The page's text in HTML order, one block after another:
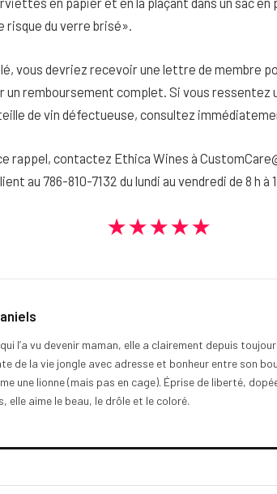
risque du verre brisé».
vous devriez recevoir une lettre de membre
un remboursement complet. Si vous ressentez
de vin défectueuse, consultez
rappel, contactez Ethica Wines à
au 786-810-7132 du lundi au vendredi de 8 h à
★★★★★
qui l’a vu devenir maman, elle a clairement depuis
de la vie jongle avec adresse et bonheur entre son
une lionne (mais pas en cage). Éprise de liberté,
elle aime le beau, le drôle et le coloré.